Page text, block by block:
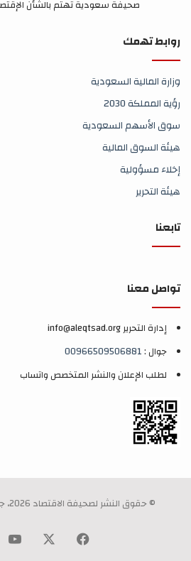
صحيفة سعودية تهتم بالشأن
روابط تهمك
وزارة المالية السعودية
رؤية المملكة 2030
سوق الأسهم السعودية
هيئة السوق المالية
إخلاء مسؤولية
هيئة التحرير
تابعنا
تواصل معنا
إدارة التحرير info@aleqtsad.org
جوال :00966509506881
لطلب الإعلان والنشر المتخصص واتساب
© حقوق النشر لصحيفة الاقتصاد 2026، جميع الحقوق محفوظة
فيسبوك